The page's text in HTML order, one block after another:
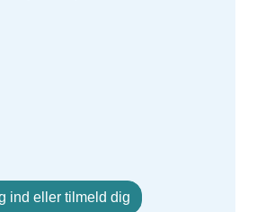
ind eller tilmeld dig